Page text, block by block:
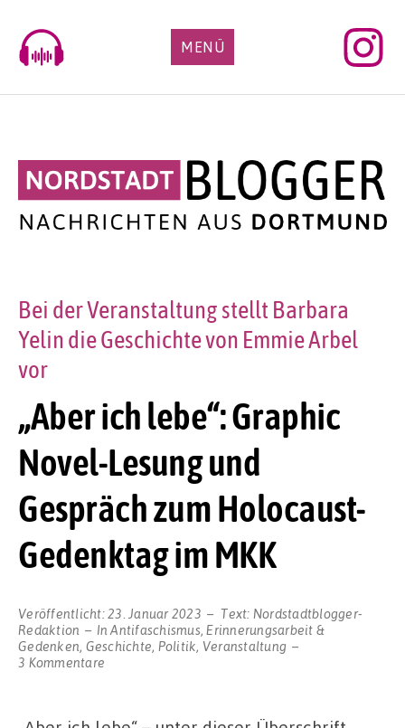
content
MENÜ
„Aber ich lebe“: Graphic
Novel-Lesung und
Gespräch zum Holocaust-
Gedenktag im MKK
Bei der Veranstaltung stellt Barbara
Yelin die Geschichte von Emmie Arbel
vor
Veröffentlicht:23. Januar 2023 Text: Nordstadtblogger-
Redaktion
InAntifaschismus,Erinnerungsarbeit &
Gedenken, Geschichte, Politik, Veranstaltung
3 Kommentare